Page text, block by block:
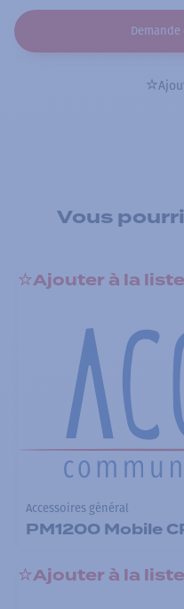
Vous
Ajouter à la liste
Accessoires général
PM1200 Mobile
Ajouter à la liste